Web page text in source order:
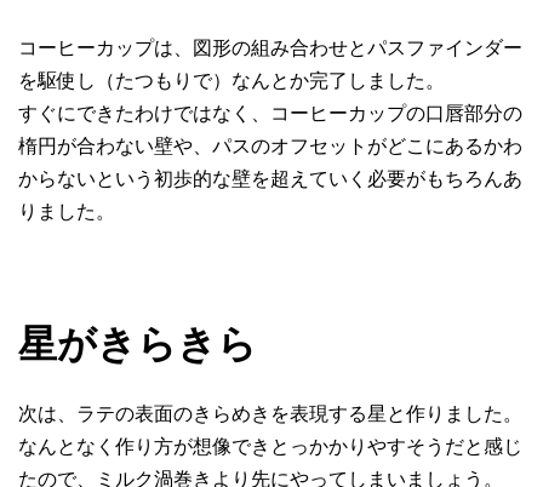
コーヒーカップは、図形の組み合わせとパスファインダー
を駆使し（たつもりで）なんとか完了しました。
すぐにできたわけではなく、コーヒーカップの口唇部分の
楕円が合わない壁や、パスのオフセットがどこにあるかわ
からないという初歩的な壁を超えていく必要がもちろんあ
りました。
星がきらきら
次は、ラテの表面のきらめきを表現する星と作りました。
なんとなく作り方が想像できとっかかりやすそうだと感じ
たので、ミルク渦巻きより先にやってしまいましょう。